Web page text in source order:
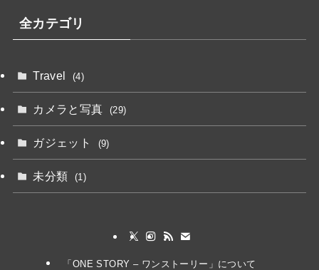
全カテゴリ
Travel (4)
カメラと写真 (29)
ガジェット (9)
未分類 (1)
「ONE STORY – ワンストーリー」について